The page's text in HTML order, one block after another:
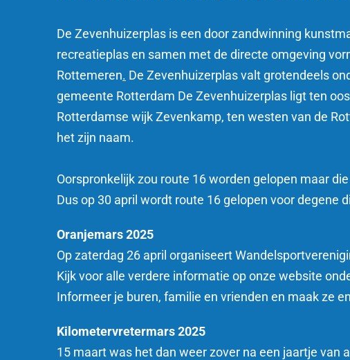
De Zevenhuizerplas is een door zandwinning
recreatieplas en samen met de directe omgeving
Rottemeren. De Zevenhuizerplas valt grotendeels
gemeente Rotterdam De Zevenhuizerplas ligt ten
Rotterdamse wijk Zevenkamp, ten westen van de
het zijn naam.
Oorspronkelijk zou route 16 worden gelopen maar
Dus op 30 april wordt route 16 gelopen voor degene
Oranjemars 2025
Op zaterdag 26 april organiseert
Kijk voor alle verdere informatie op onze website
Informeer je buren, familie en vrienden en maak ze
Kilometervretermars 2025
15 maart was het dan weer zover na een jaartje van